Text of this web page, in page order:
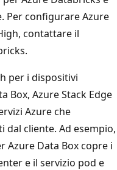
Per configurare Azure
contattare il
per i dispositivi
Box, Azure Stack Edge
Azure che
cliente. Ad esempio,
Azure Data Box copre i
e il servizio pod e